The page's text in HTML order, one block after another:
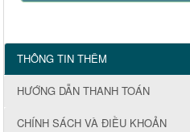
THÔNG TIN THÊM
HƯỚNG DẪN THANH TOÁN
CHÍNH SÁCH VÀ ĐIỀU KHOẢN